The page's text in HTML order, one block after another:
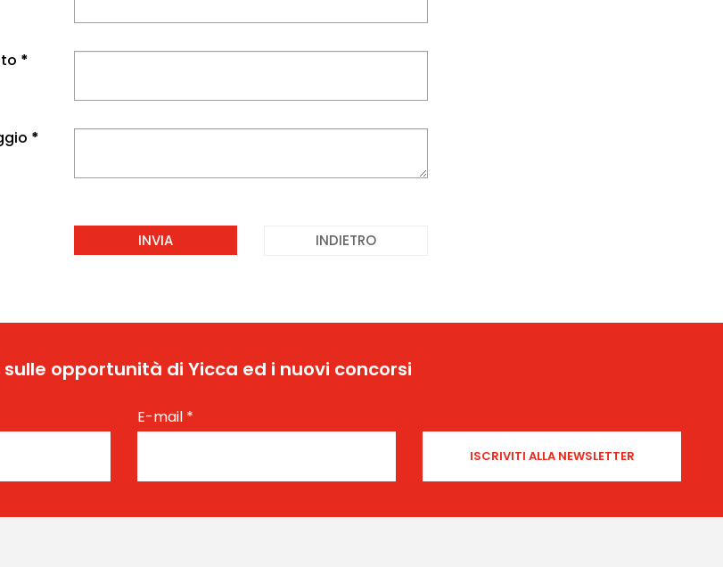
*
*
INDIETRO
opportunità di Yicca ed i nuovi concorsi
E-mail *